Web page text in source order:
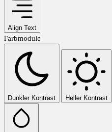
Align Text
Farbmodule
Dunkler Kontrast Heller Kontrast